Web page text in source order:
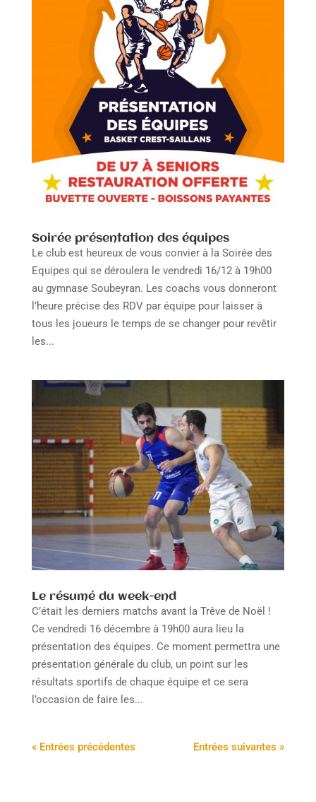
Soirée présentation des équipes
Le club est heureux de vous convier à la Soirée des
Equipes qui se déroulera le vendredi 16/12 à 19h00
au gymnase Soubeyran. Les coachs vous donneront
l’heure précise des RDV par équipe pour laisser à
tous les joueurs le temps de se changer pour revêtir
les...
Le résumé du week-end
C’était les derniers matchs avant la Trêve de Noël !
Ce vendredi 16 décembre à 19h00 aura lieu la
présentation des équipes. Ce moment permettra une
présentation générale du club, un point sur les
résultats sportifs de chaque équipe et ce sera
l’occasion de faire les...
« Entrées précédentes Entrées suivantes »